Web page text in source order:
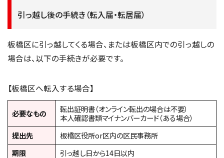
引っ越し後の手続き（転入届・転居届）
板橋区に引っ越してくる場合、または板橋区内での引っ越しの
場合は、以下の手続きが必要です。
【板橋区へ転入する場合】
必要なもの
転出証明書（オンライン転出の場合は不要）
本人確認書類マイナンバーカード（ある場合）
提出先
板橋区役所or区内の区民事務所
期限
引っ越し日から14日以内